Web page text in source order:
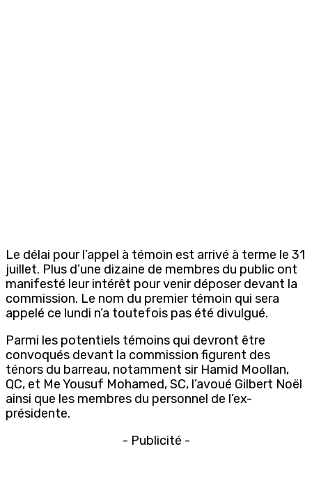
Le délai pour l’appel à témoin est arrivé à terme le 31
juillet. Plus d’une dizaine de membres du public ont
manifesté leur intérêt pour venir déposer devant la
commission. Le nom du premier témoin qui sera
appelé ce lundi n’a toutefois pas été divulgué.
Parmi les potentiels témoins qui devront être
convoqués devant la commission figurent des
ténors du barreau, notamment sir Hamid Moollan,
QC, et Me Yousuf Mohamed, SC, l’avoué Gilbert Noël
ainsi que les membres du personnel de l’ex-
présidente.
- Publicité -